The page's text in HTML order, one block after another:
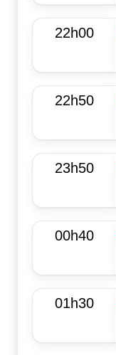
22h00
22h50
23h50
00h40
01h30